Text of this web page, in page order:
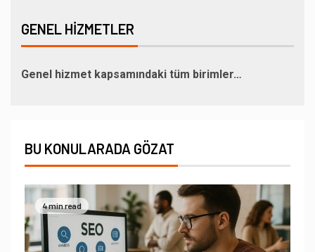
GENEL HIZMETLER
Genel hizmet kapsamındaki tüm birimler…
BU KONULARADA GÖZAT
4 min read